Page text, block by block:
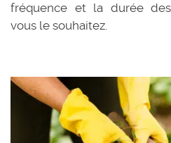
fréquence et la durée
vous le souhaitez.